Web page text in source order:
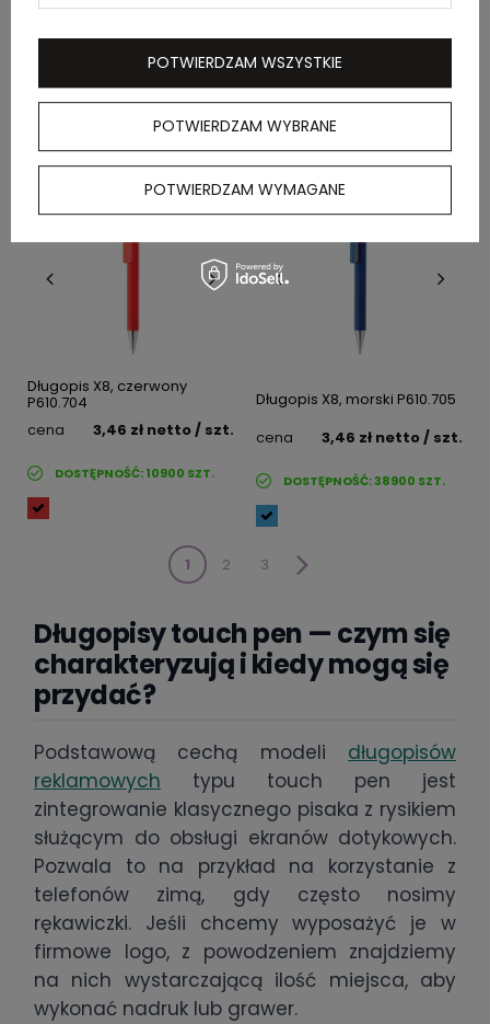
Długopis X8, czarny P610.701
cena
3,46 złnetto/ szt.
8700 SZT.
Długopis X8, biały P610.703
cena
3,46 złnetto/ szt.
DOSTĘPNOŚĆ:
Długopis X8, czerwony
P610.704
cena
3,46 zł netto/ szt.
DOSTĘPNOŚĆ:10900 SZT.
Długopis X8, morski P610.705
cena
3,46 zł netto/ szt.
DOSTĘPNOŚĆ:38900 SZT.
1 2 3
Długopisy touch pen — czym się
charakteryzują i kiedy mogą się
przydać?
Podstawową cechą modeli długopisów
reklamowych typu touch pen jest
zintegrowanie klasycznego pisaka z rysikiem
służącym do obsługi ekranów dotykowych.
Pozwala to na przykład na korzystanie z
telefonów zimą, gdy często nosimy
rękawiczki. Jeśli chcemy wyposażyć je w
firmowe logo, z powodzeniem znajdziemy
na nich wystarczającą ilość miejsca, aby
wykonać nadruk lub grawer.
POTWIERDZAM WYBRANE
POTWIERDZAM WYMAGANE
POTWIERDZAM WSZYSTKIE